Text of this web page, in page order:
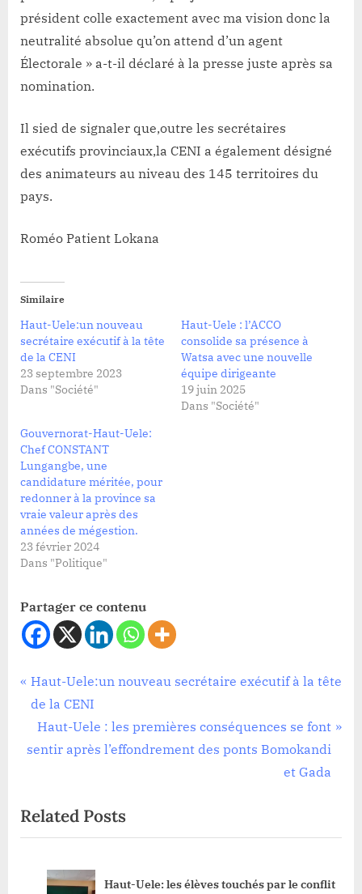
président colle exactement avec ma vision donc la
neutralité absolue qu’on attend d’un agent
Électorale » a-t-il déclaré à la presse juste après sa
nomination.
Il sied de signaler que,outre les secrétaires
exécutifs provinciaux,la CENI a également désigné
des animateurs au niveau des 145 territoires du
pays.
Roméo Patient Lokana
Similaire
Haut-Uele:un nouveau
secrétaire exécutif à la tête
de la CENI
23 septembre 2023
Dans "Société"
Haut-Uele : l’ACCO
consolide sa présence à
Watsa avec une nouvelle
équipe dirigeante
19 juin 2025
Dans "Société"
Gouvernorat-Haut-Uele:
Chef CONSTANT
Lungangbe, une
candidature méritée, pour
redonner à la province sa
vraie valeur après des
années de mégestion.
23 février 2024
Dans "Politique"
Partager ce contenu
Société
Navigation
de
l’article
P
r
v
u
s
Haut-Uele:un nouveau secrétaire exécutif à la tête
de la CENI
N
e
P
o
Haut-Uele : les premières conséquences se font
sentir après l’effondrement des ponts Bomokandi
et Gada
Related Posts
Haut-Uele: les élèves touchés par le conflit